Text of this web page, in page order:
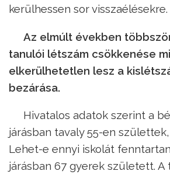
kerülhessen sor visszaélésekre.
Az elmúlt években
tanulói létszám csökkenése
elkerülhetetlen lesz a
bezárása.
Hivatalos adatok szerint a
járásban tavaly 55-en
Lehet-e ennyi iskolát
járásban 67 gyerek született. A